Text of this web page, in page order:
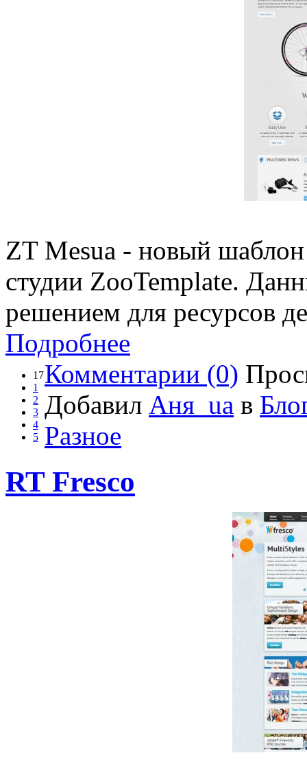
ZT Mesua - новый шаблон
студии ZooTemplate.
решением для ресурсов
Подробнее
17
1
2
3
4
5
Комментарии (0)
Добавил Аня_ua в
Разное
RT Fresco